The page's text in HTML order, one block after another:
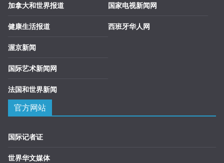
加拿大和世界报道
健康生活报道
渥京新闻
国际艺术新闻网
法国和世界新闻
国家电视新闻网
西班牙华人网
官方网站
国际记者证
世界华文媒体